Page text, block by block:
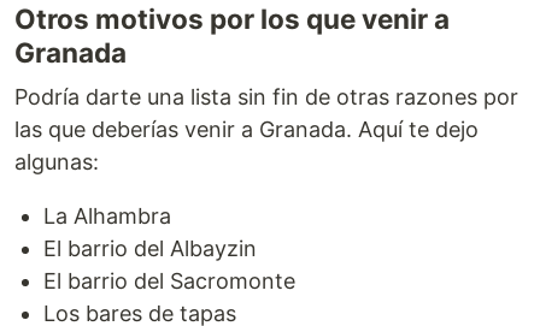
Otros motivos por los que venir a
Granada
Podría darte una lista sin fin de otras razones por
las que deberías venir a Granada. Aquí te dejo
algunas:
La Alhambra
El barrio del Albayzin
El barrio del Sacromonte
Los bares de tapas